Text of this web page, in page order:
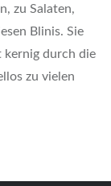
zu Salaten,
Blinis. Sie
kernig durch die
zu vielen